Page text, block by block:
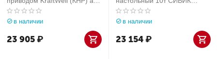
KRWPR10F
в наличии
23 905₽
КС-125
в наличии
23 154₽